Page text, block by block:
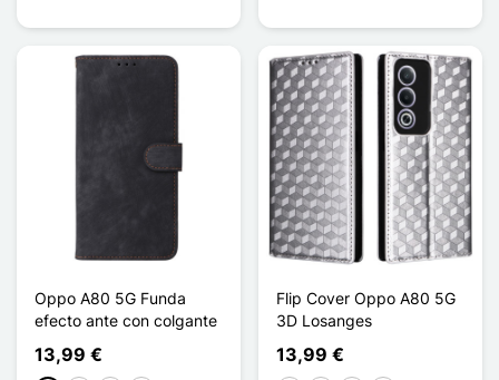
Oppo A80 5G Funda
efecto ante con colgante
13,99 €
Flip Cover Oppo A80 5G
3D Losanges
13,99 €